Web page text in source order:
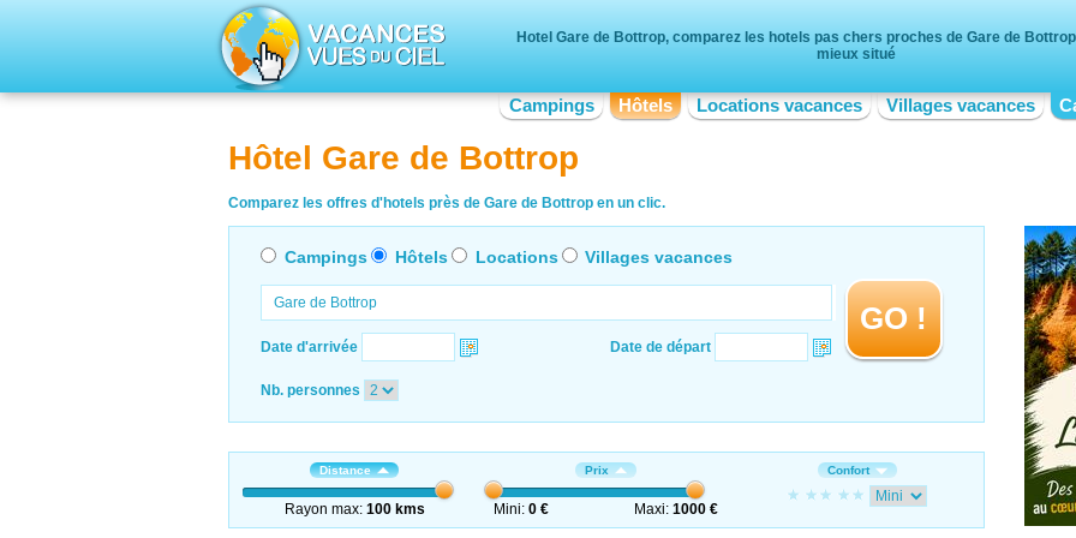
Hotel Gare de Bottrop, comparez les hotels pas chers proches de Gare de
mieux situé
Campings Hôtels Locations vacances Villages vacances
Hôtel Gare de Bottrop
Comparez les offres d'hotels près de Gare de Bottrop en un clic.
Campings Hôtels Locations Villages vacances
Date d'arrivée Date de départ
GO !
Nb. personnes
Distance
Rayon max: 100 kms
Prix
Mini:0 € Maxi: 1000 €
Confort